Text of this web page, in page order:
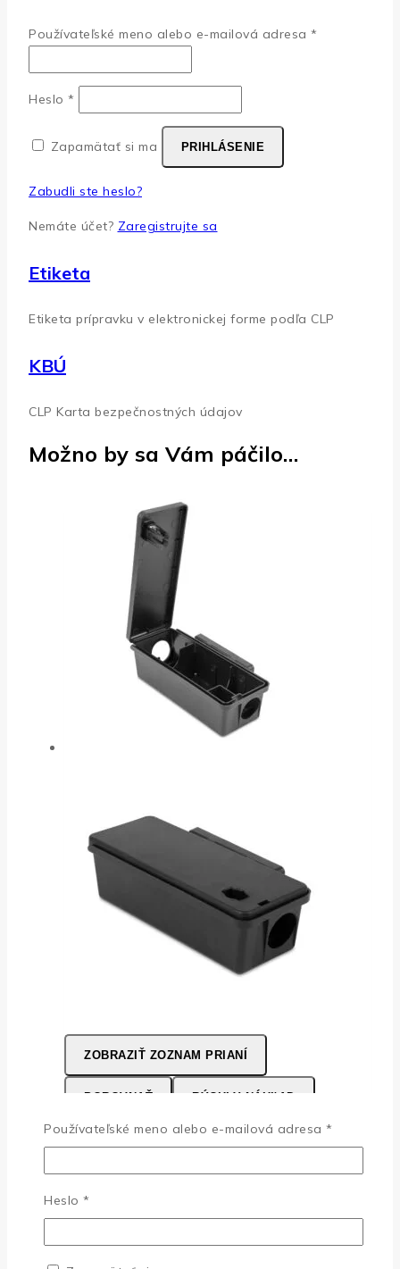
Používateľské meno alebo e-mailová adresa *
Heslo *
Zapamätať si ma PRIHLÁSENIE
Zabudli ste heslo?
Nemáte účet? Zaregistrujte sa
Etiketa
Etiketa prípravku v elektronickej forme podľa CLP
KBÚ
CLP Karta bezpečnostných údajov
Možno by sa Vám páčilo…
ZOBRAZIŤ ZOZNAM PRIANÍ
POROVNAŤ RÝCHLY NÁHĽAD
stenu – 17 x 7 x 5 cm
DO KOŠÍKA
Používateľské meno alebo e-mailová adresa *
Heslo *